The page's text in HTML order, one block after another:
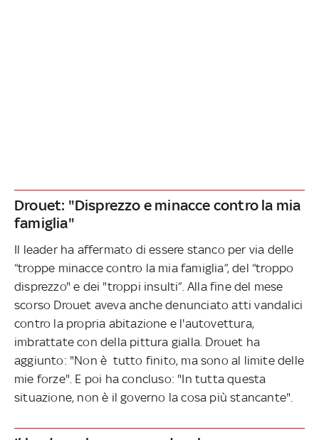
Drouet: "Disprezzo e minacce contro la mia
famiglia"
Il leader ha affermato di essere stanco per via delle
“troppe minacce contro la mia famiglia”, del “troppo
disprezzo" e dei "troppi insulti”. Alla fine del mese
scorso Drouet aveva anche denunciato atti vandalici
contro la propria abitazione e l'autovettura,
imbrattate con della pittura gialla. Drouet ha
aggiunto: "Non è tutto finito, ma sono al limite delle
mie forze". E poi ha concluso: "In tutta questa
situazione, non è il governo la cosa più stancante".